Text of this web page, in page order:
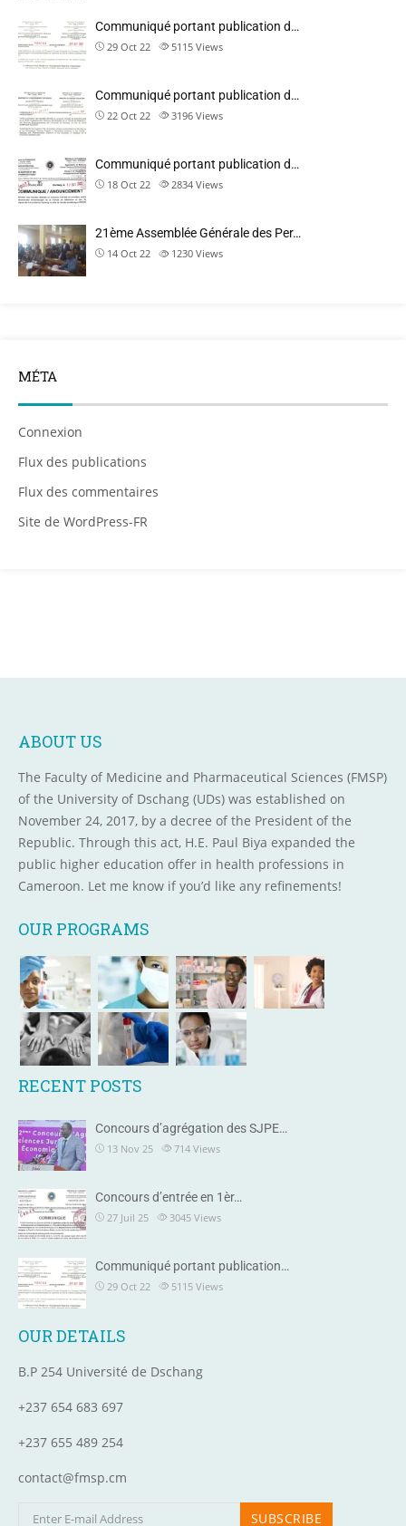
Communiqué portant publication d…
29 Oct 22 5115 Views
Communiqué portant publication d…
22 Oct 22 3196 Views
Communiqué portant publication d…
18 Oct 22 2834 Views
21ème Assemblée Générale des Per…
14 Oct 22 1230 Views
MÉTA
Connexion
Flux des publications
Flux des commentaires
Site de WordPress-FR
ABOUT US
The Faculty of Medicine and Pharmaceutical Sciences (FMSP)
of the University of Dschang (UDs) was established on
November 24, 2017, by a decree of the President of the
Republic. Through this act, H.E. Paul Biya expanded the
public higher education offer in health professions in
Cameroon. Let me know if you’d like any refinements!
OUR PROGRAMS
RECENT POSTS
Concours d’agrégation des SJPE…
13 Nov 25 714 Views
Concours d’entrée en 1èr…
27 Juil 25 3045 Views
Communiqué portant publication…
29 Oct 22 5115 Views
OUR DETAILS
B.P 254 Université de Dschang
+237 654 683 697
+237 655 489 254
contact@fmsp.cm